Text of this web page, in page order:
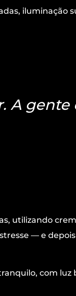
iluminação
A gente
utilizando
— e
com luz